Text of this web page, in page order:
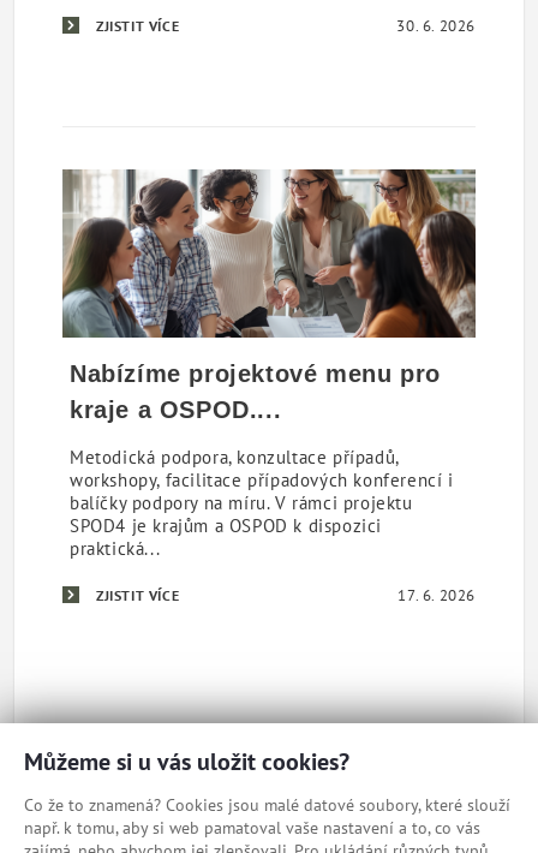
ZJISTIT VÍCE 30. 6. 2026
Nabízíme projektové menu pro
kraje a OSPOD....
Metodická podpora, konzultace případů,
workshopy, facilitace případových konferencí i
balíčky podpory na míru. V rámci projektu
SPOD4 je krajům a OSPOD k dispozici
praktická...
ZJISTIT VÍCE 17. 6. 2026
Můžeme si u vás uložit cookies?
Co že to znamená? Cookies jsou malé datové soubory, které slouží
např. k tomu, aby si web pamatoval vaše nastavení a to, co vás